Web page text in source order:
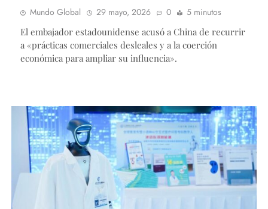
Mundo Global 29 mayo, 2026 0
5 minutos
El embajador estadounidense acusó a China de recurrir
a «prácticas comerciales desleales y a la coerción
económica para ampliar su influencia».